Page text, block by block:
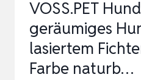
VOSS.PET
geräumiges
lasiertem
Farbe naturb…